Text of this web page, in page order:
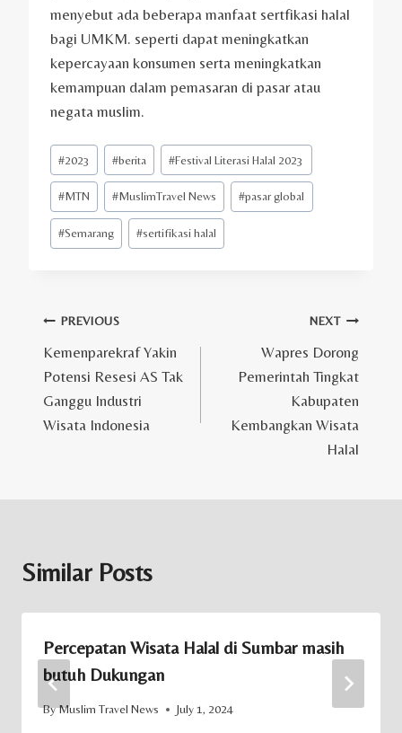
menyebut ada beberapa manfaat sertfikasi halal
bagi UMKM. seperti dapat meningkatkan
kepercayaan konsumen serta meningkatkan
kemampuan dalam pemasaran di pasar atau
negata muslim.
Post
Tags:
#2023 #berita #Festival Literasi Halal 2023
#MTN #MuslimTravel News #pasar global
#Semarang #sertifikasi halal
Post
navigation
PREVIOUS
Kemenparekraf Yakin
Potensi Resesi AS Tak
Ganggu Industri
Wisata Indonesia
NEXT
Wapres Dorong
Pemerintah Tingkat
Kabupaten
Kembangkan Wisata
Halal
Similar Posts
Percepatan Wisata Halal di Sumbar masih
butuh Dukungan
ByMuslim Travel News July 1, 2024